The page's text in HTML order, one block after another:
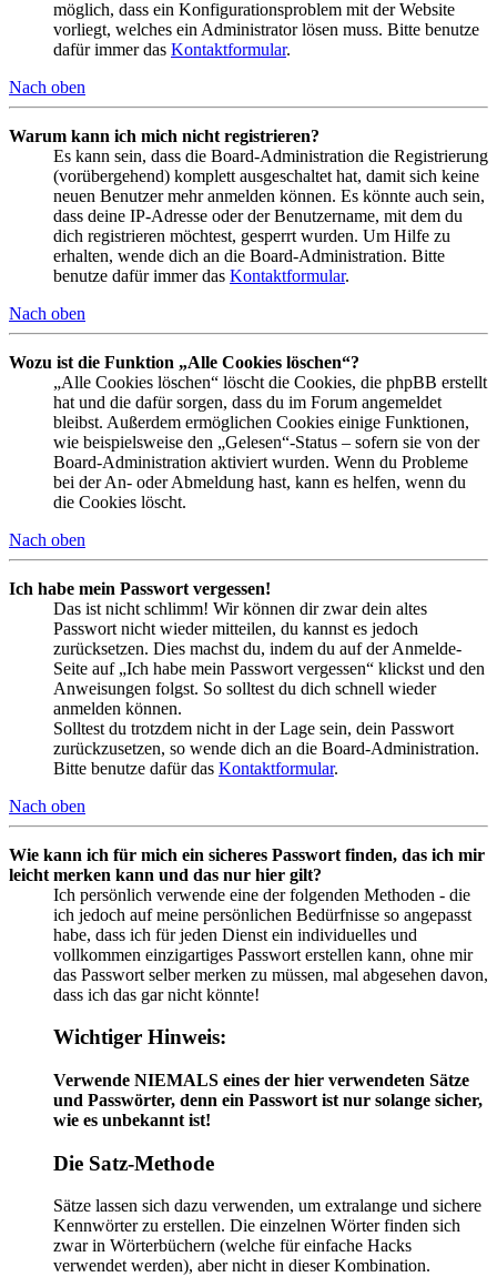
möglich, dass ein Konfigurationsproblem mit der Website
vorliegt, welches ein Administrator lösen muss. Bitte benutze
dafür immer das Kontaktformular.
Nach oben
Warum kann ich mich nicht registrieren?
Es kann sein, dass die Board-Administration die Registrierung
(vorübergehend) komplett ausgeschaltet hat, damit sich keine
neuen Benutzer mehr anmelden können. Es könnte auch sein,
dass deine IP-Adresse oder der Benutzername, mit dem du
dich registrieren möchtest, gesperrt wurden. Um Hilfe zu
erhalten, wende dich an die Board-Administration. Bitte
benutze dafür immer das Kontaktformular.
Nach oben
Wozu ist die Funktion „Alle Cookies löschen“?
„Alle Cookies löschen“ löscht die Cookies, die phpBB erstellt
hat und die dafür sorgen, dass du im Forum angemeldet
bleibst. Außerdem ermöglichen Cookies einige Funktionen,
wie beispielsweise den „Gelesen“-Status – sofern sie von der
Board-Administration aktiviert wurden. Wenn du Probleme
bei der An- oder Abmeldung hast, kann es helfen, wenn du
die Cookies löscht.
Nach oben
Ich habe mein Passwort vergessen!
Das ist nicht schlimm! Wir können dir zwar dein altes
Passwort nicht wieder mitteilen, du kannst es jedoch
zurücksetzen. Dies machst du, indem du auf der Anmelde-
Seite auf „Ich habe mein Passwort vergessen“ klickst und den
Anweisungen folgst. So solltest du dich schnell wieder
anmelden können.
Solltest du trotzdem nicht in der Lage sein, dein Passwort
zurückzusetzen, so wende dich an die Board-Administration.
Bitte benutze dafür das Kontaktformular.
Nach oben
Wie kann ich für mich ein sicheres Passwort finden, das ich mir
leicht merken kann und das nur hier gilt?
Ich persönlich verwende eine der folgenden Methoden - die
ich jedoch auf meine persönlichen Bedürfnisse so angepasst
habe, dass ich für jeden Dienst ein individuelles und
vollkommen einzigartiges Passwort erstellen kann, ohne mir
das Passwort selber merken zu müssen, mal abgesehen davon,
dass ich das gar nicht könnte!
Wichtiger Hinweis:
Verwende NIEMALS eines der hier verwendeten Sätze
und Passwörter, denn ein Passwort ist nur solange sicher,
wie es unbekannt ist!
Die Satz-Methode
Sätze lassen sich dazu verwenden, um extralange und sichere
Kennwörter zu erstellen. Die einzelnen Wörter finden sich
zwar in Wörterbüchern (welche für einfache Hacks
verwendet werden), aber nicht in dieser Kombination.